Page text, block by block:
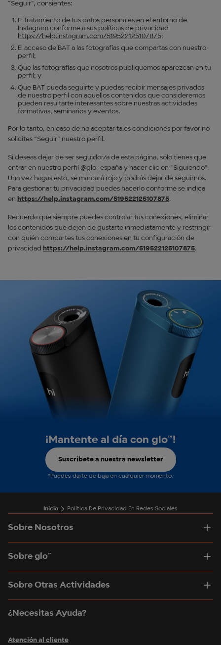
“Seguir”, consientes:
El tratamiento de tus datos personales en el entorno de
Instagram conforme a sus políticas de privacidad
https://help.instagram.com/519522125107875;
El acceso de BAT a las fotografías que compartas con nuestro
perfil;
Que las fotografías que nosotros publiquemos aparezcan en tu
perfil; y
Que BAT pueda seguirte y puedas recibir mensajes privados
de nuestro perfil con aquellos contenidos que consideremos
pueden resultarte interesantes sobre nuestras actividades
formativas, seminarios y eventos.
Por lo tanto, en caso de no aceptar tales condiciones por favor no
solicites “Seguir” nuestro perfil.
Si deseas dejar de ser seguidor/a de esta página, sólo tienes que
entrar en nuestro perfil @glo_españa y hacer clic en “Siguiendo”.
Una vez hagas esto, se marcará rojo y podrás dejar de seguirnos.
Para gestionar tu privacidad puedes hacerlo conforme se indica
en https://help.instagram.com/519522125107875.
Recuerda que siempre puedes controlar tus conexiones, eliminar
los contenidos que dejen de gustarte inmediatamente y restringir
con quién compartes tus conexiones en tu configuración de
privacidad
https://help.instagram.com/519522125107875.
¡Mantente al día con glo™!
Suscribete a nuestra newsletter
*Puedes darte de baja en cualquier momento.
Inicio Política De Privacidad En Redes Sociales
Sobre Nosotros
Sobre glo™
Sobre Otras Actividades
¿Necesitas Ayuda?
Atención al cliente